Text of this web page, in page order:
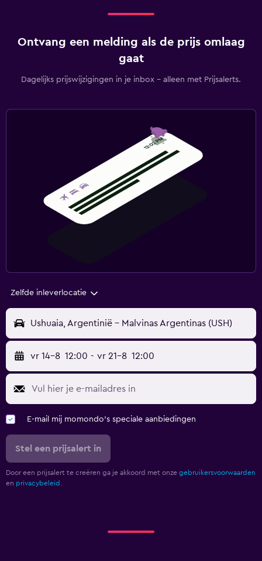
Ontvang een melding als de prijs omlaag
gaat
Dagelijks prijswijzigingen in je inbox - alleen met Prijsalerts.
Zelfde inleverlocatie
Ushuaia, Argentinië - Malvinas Argentinas (USH)
vr 14-8 12:00 - vr 21-8 12:00
E-mail mij momondo's speciale aanbiedingen
Stel een prijsalert in
Door een prijsalert te creëren ga je akkoord met onze gebruikersvoorwaarden
en privacybeleid.